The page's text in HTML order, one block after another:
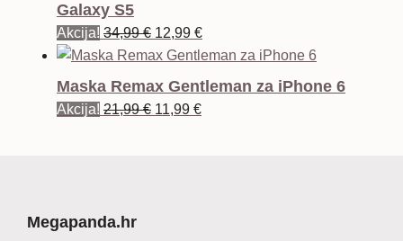
Galaxy S5
Akcija! 34,99€ Izvorna
cijena
12,99 €Trenutna
cijena
je:
Maska Remax Gentleman za iPhone 6
Akcija! 21,99€ Izvorna
11,99 €Trenutna
Megapanda.hr